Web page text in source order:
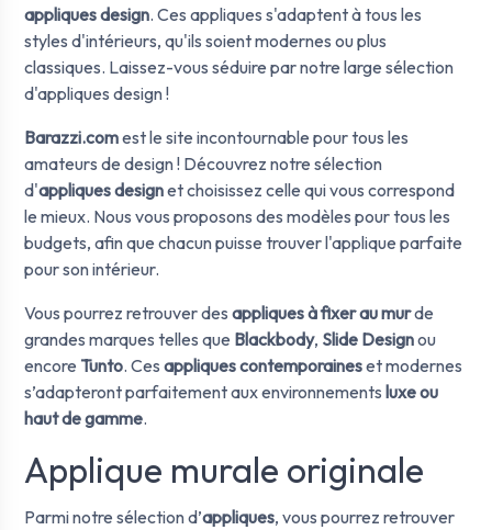
appliques design. Ces appliques s'adaptent à tous les
styles d'intérieurs, qu'ils soient modernes ou plus
classiques. Laissez-vous séduire par notre large sélection
d'appliques design !
Barazzi.comest le site incontournable pour tous les
amateurs de design ! Découvrez notre sélection
d'appliques designet choisissez celle qui vous correspond
le mieux. Nous vous proposons des modèles pour tous les
budgets, afin que chacun puisse trouver l'applique parfaite
pour son intérieur.
Vous pourrez retrouver desappliques à fixer au murde
grandes marques telles que Blackbody, Slide Designou
encore Tunto. Cesappliques contemporaineset modernes
s’adapteront parfaitement aux environnementsluxe ou
haut de gamme.
Applique murale originale
Parmi notre sélection d’appliques, vous pourrez retrouver